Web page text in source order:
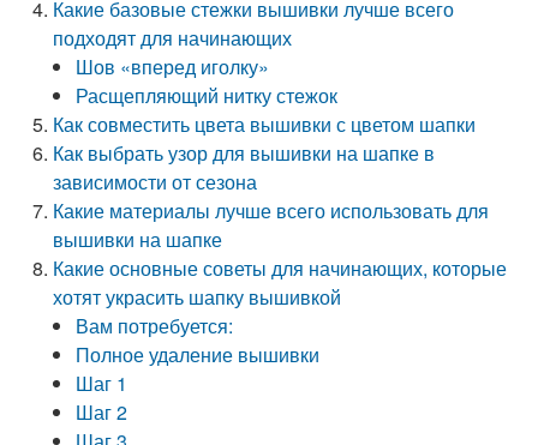
Какие базовые стежки вышивки лучше всего
подходят для начинающих
Шов «вперед иголку»
Расщепляющий нитку стежок
Как совместить цвета вышивки с цветом шапки
Как выбрать узор для вышивки на шапке в
зависимости от сезона
Какие материалы лучше всего использовать для
вышивки на шапке
Какие основные советы для начинающих, которые
хотят украсить шапку вышивкой
Вам потребуется:
Полное удаление вышивки
Шаг 1
Шаг 2